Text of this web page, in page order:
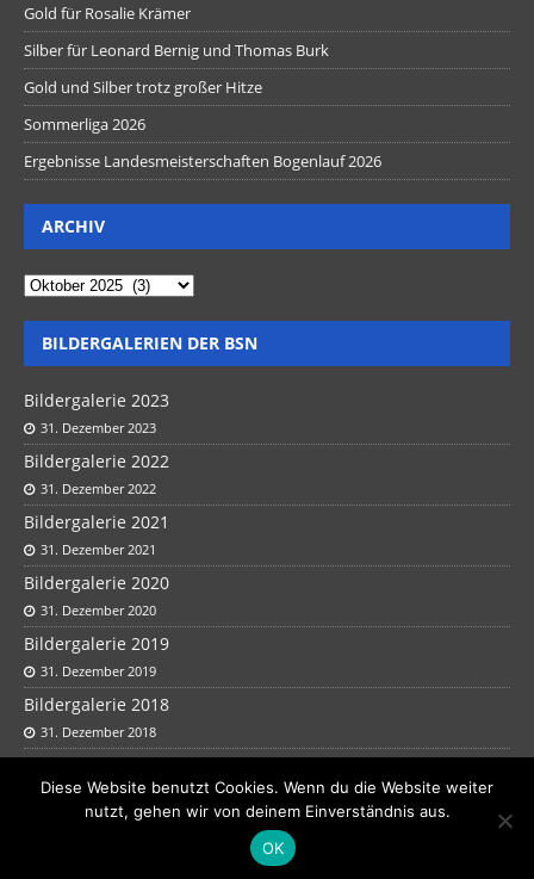
Gold für Rosalie Krämer
Silber für Leonard Bernig und Thomas Burk
Gold und Silber trotz großer Hitze
Sommerliga 2026
Ergebnisse Landesmeisterschaften Bogenlauf 2026
ARCHIV
BILDERGALERIEN DER BSN
Bildergalerie 2023
31. Dezember 2023
Bildergalerie 2022
31. Dezember 2022
Bildergalerie 2021
31. Dezember 2021
Bildergalerie 2020
31. Dezember 2020
Bildergalerie 2019
31. Dezember 2019
Bildergalerie 2018
31. Dezember 2018
Bildergalerie 2017
31. Dezember 2017
Copyright Bogenschützen Nürtingen e.V. 2025
Diese Website benutzt Cookies. Wenn du die Website weiter
nutzt, gehen wir von deinem Einverständnis aus.
OK